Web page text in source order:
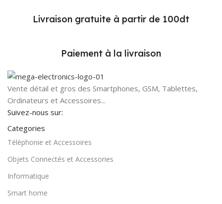
Livraison gratuite à partir de 100dt
Paiement à la livraison
Vente détail et gros des Smartphones, GSM, Tablettes,
Ordinateurs et Accessoires...
Suivez-nous sur:
Categories
Téléphonie et Accessoires
Objets Connectés et Accessories
Informatique
Smart home